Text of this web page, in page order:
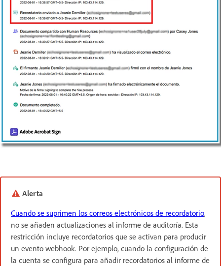
Alerta
Cuando se suprimen los correos electrónicos de recordatorio,
no se añaden actualizaciones al informe de auditoría. Esta
restricción incluye recordatorios que se activan para producir
un evento webhook. Por ejemplo, cuando la configuración de
la cuenta se configura para añadir recordatorios al informe de